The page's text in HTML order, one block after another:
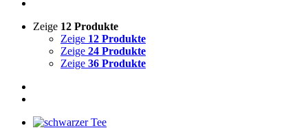
Zeige 12 Produkte
Zeige 12 Produkte
Zeige 24 Produkte
Zeige 36 Produkte